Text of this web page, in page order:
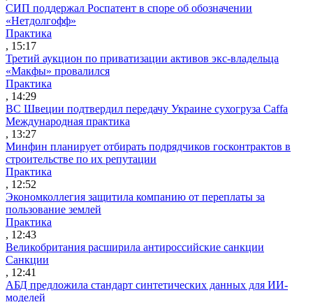
СИП поддержал Роспатент в споре об обозначении
«Нетдолгофф»
Практика
, 15:17
Третий аукцион по приватизации активов экс-владельца
«Макфы» провалился
Практика
, 14:29
ВС Швеции подтвердил передачу Украине сухогруза Caffa
Международная практика
, 13:27
Минфин планирует отбирать подрядчиков госконтрактов в
строительстве по их репутации
Практика
, 12:52
Экономколлегия защитила компанию от переплаты за
пользование землей
Практика
, 12:43
Великобритания расширила антироссийские санкции
Санкции
, 12:41
АБД предложила стандарт синтетических данных для ИИ-
моделей